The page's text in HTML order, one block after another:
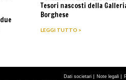
Tesori nascosti della
Borghese
LEGGI TUTTO >
Dati societari | Note legali |